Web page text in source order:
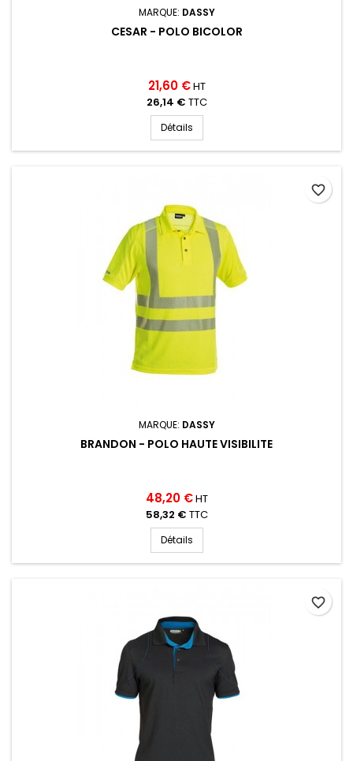
MARQUE: DASSY
CESAR - POLO BICOLOR
21,60 €HT
26,14 € TTC
Détails
MARQUE: DASSY
BRANDON - POLO HAUTE VISIBILITE
48,20 €HT
58,32 € TTC
Détails
favorite_border
favorite_border